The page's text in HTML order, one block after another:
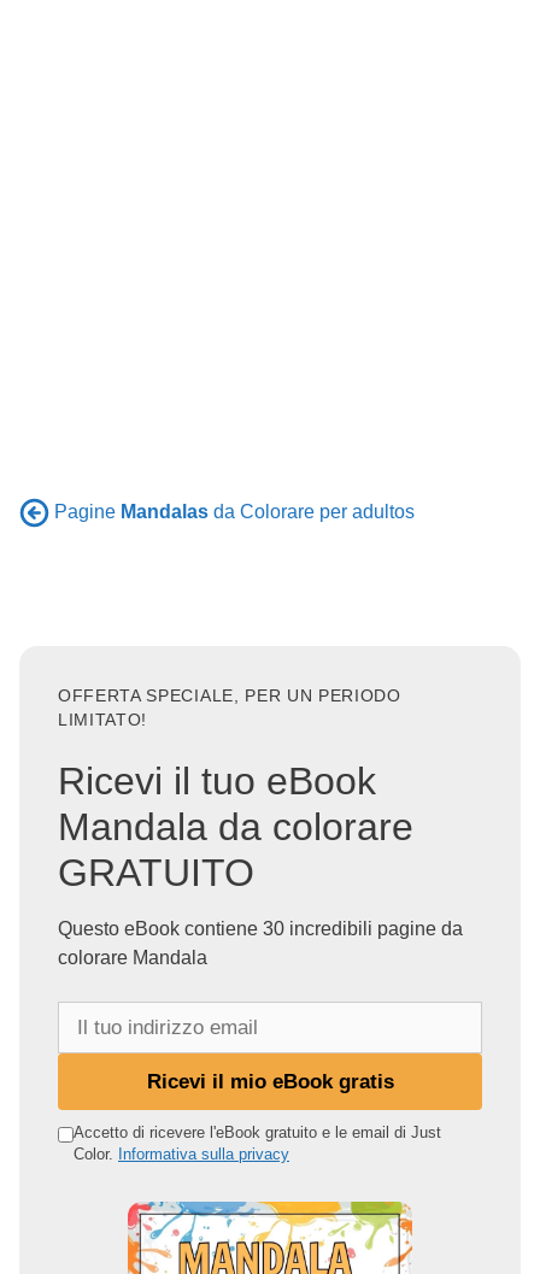
Pagine Mandalas da Colorare per adultos
OFFERTA SPECIALE, PER UN PERIODO
LIMITATO!
Ricevi il tuo eBook
Mandala da colorare
GRATUITO
Questo eBook contiene 30 incredibili pagine da
colorare Mandala
o
Ricevi il mio eBook gratis
Accetto di ricevere l'eBook gratuito e le email di Just
Color. Informativa sulla privacy